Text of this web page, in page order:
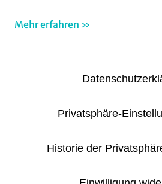
Mehr erfahren »
Privatsphäre-
Historie der